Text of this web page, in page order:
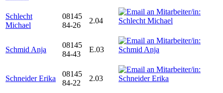
Schlecht
Michael
08145
84-26
2.04
Schmid Anja
08145
84-43
E.03
Schneider Erika
08145
84-22
2.03